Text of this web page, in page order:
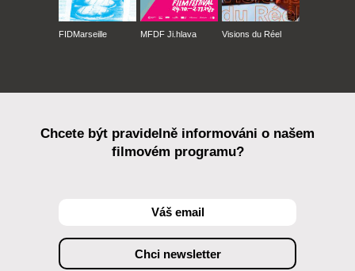
FIDMarseille MFDF Ji.hlava Visions du Réel
Chcete být pravidelně informováni o našem
filmovém programu?